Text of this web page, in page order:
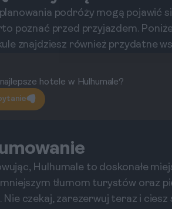
podróży mogą pojawić
poznać przed przyjazdem.
znajdziesz również przydatne
hotele w Hulhumale?
Hulhumale to doskonałe
tłumom turystów oraz
Nie czekaj, zarezerwuj teraz i